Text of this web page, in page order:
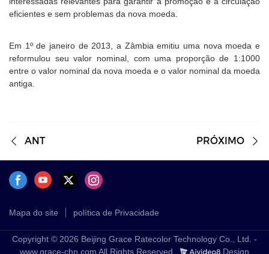
eficientes e sem problemas da nova moeda.
Em 1º de janeiro de 2013, a Zâmbia emitiu uma nova moeda e
reformulou seu valor nominal, com uma proporção de 1:1000
entre o valor nominal da nova moeda e o valor nominal da moeda
antiga.
ANT PRÓXIMO
Mapa do site política de Privacidade
Copyright © 2026 Beijing Grace Ratecolor Technology Co., Ltd. -
www.grace-chn.com All Rights Reserved.
Design